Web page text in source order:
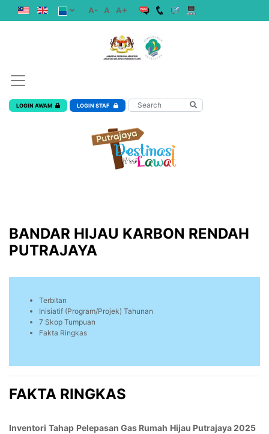
A- A A+
LOGIN AWAM LOGIN STAF
BANDAR HIJAU KARBON RENDAH
PUTRAJAYA
Terbitan
Inisiatif (Program/Projek) Tahunan
7 Skop Tumpuan
Fakta Ringkas
FAKTA RINGKAS
Inventori Tahap Pelepasan Gas Rumah Hijau Putrajaya 2025